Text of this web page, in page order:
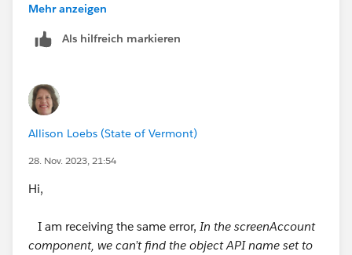
Ramu S.
++TrailheadHelpFollowUp
Mehr anzeigen
Als hilfreich markieren
Allison Loebs (State of Vermont)
28. Nov. 2023, 21:54
Hi,
I am receiving the same error, In the screenAccount
component, we can’t find the object API name set to